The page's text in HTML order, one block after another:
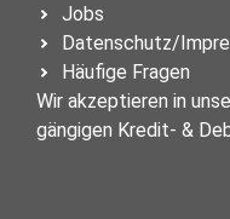
Jobs
Datenschutz/
Häufige Fragen
Wir akzeptieren in
gängigen Kredit- &